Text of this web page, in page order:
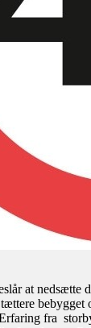
at nedsætte
bebygget
fra